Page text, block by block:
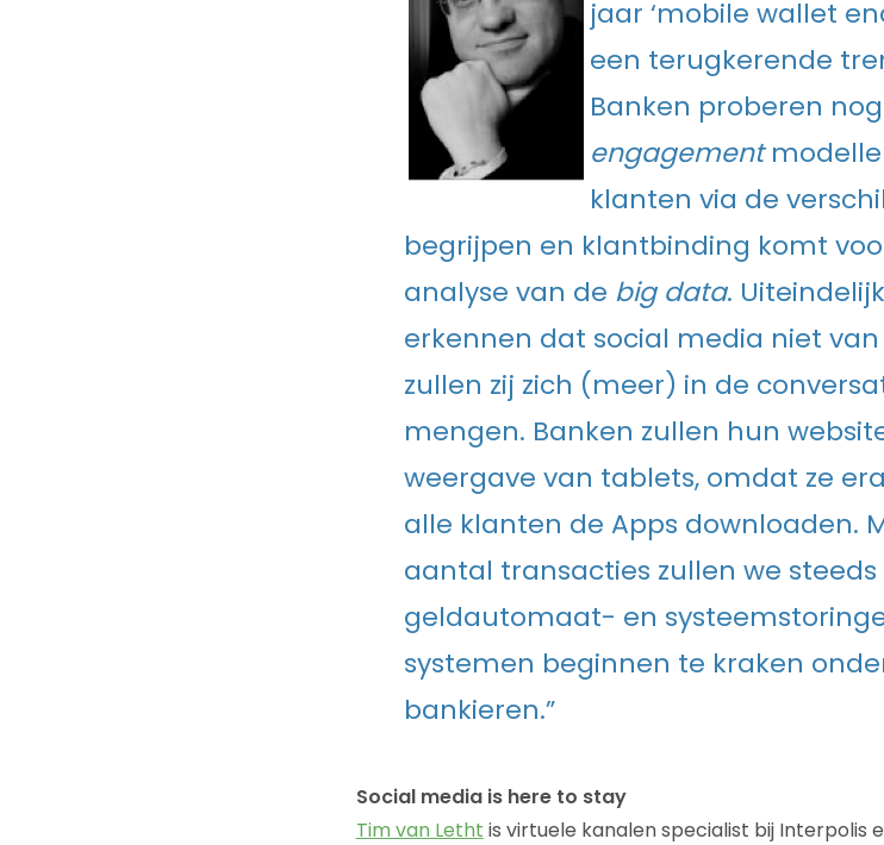
jaar ‘mobile wallet
een terugkerende
Banken proberen
engagement
klanten via de
begrijpen en klantbinding komt
analyse van de big data.
erkennen dat social media niet
zullen zij zich (meer) in de
mengen. Banken zullen hun
weergave van tablets, omdat ze
alle klanten de Apps downloaden.
aantal transacties zullen we
geldautomaat- en
systemen beginnen te kraken
bankieren.”
Social media is here to stay
Tim van Letht is virtuele kanalen specialist bij